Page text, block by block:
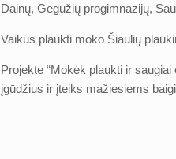
Dainų, Gegužių progimnazijų,
Vaikus plaukti moko Šiaulių
Projekte “Mokėk plaukti ir
įgūdžius ir įteiks mažiesiems